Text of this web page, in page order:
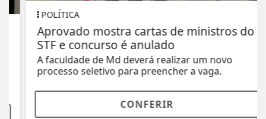
POLÍTICA
Aprovado mostra cartas de ministros do
STF e concurso é anulado
A faculdade de Md deverá realizar um novo
processo seletivo para preencher a vaga.
CONFERIR